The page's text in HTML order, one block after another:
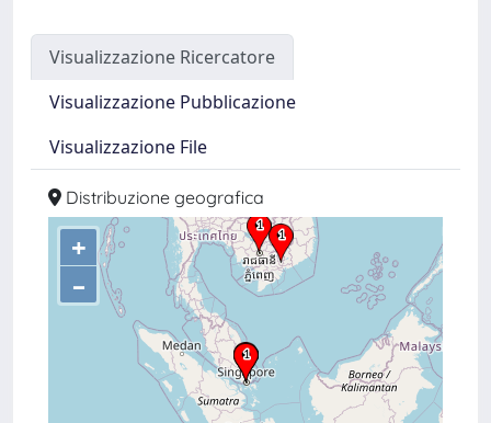
Visualizzazione Ricercatore
Visualizzazione Pubblicazione
Visualizzazione File
Distribuzione geografica
+
–